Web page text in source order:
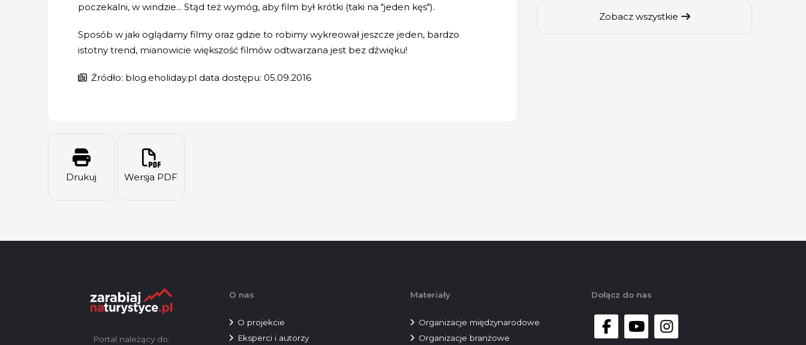
poczekalni, w windzie... Stąd też wymóg, aby film był krótki (taki na "jeden kęs").
Sposób w jaki oglądamy filmy oraz gdzie to robimy wykreował jeszcze jeden, bardzo
istotny trend, mianowicie większość filmów odtwarzana jest bez dźwięku!
Źródło: blog.eholiday.pl data dostępu: 05.09.2016
Drukuj Wersja PDF
Zobacz wszystkie
Portal należący do:
O nas
O projekcie
Eksperci i autorzy
Materiały
Organizacje międzynarodowe
Organizacje branżowe
Dołącz do nas
facebookyoutube instagram